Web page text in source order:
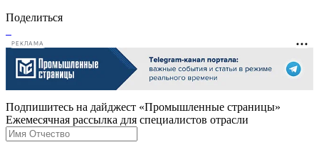
Поделиться
РЕКЛАМА
Подпишитесь на дайджест «Промышленные страницы»
Ежемесячная рассылка для специалистов отрасли